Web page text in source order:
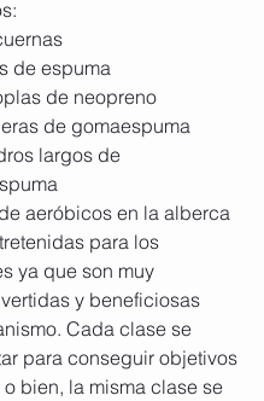
de espuma
de neopreno
de gomaespuma
largos de
aeróbicos en la alberca
para los
ya que son muy
y beneficiosas
Cada clase se
para conseguir objetivos
bien, la misma clase se